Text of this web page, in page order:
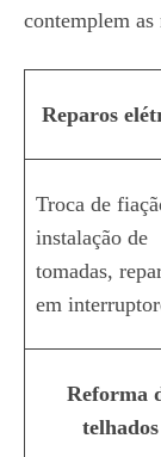
contemplem as
Reparos
Troca de
instalação de
tomadas,
em
Reforma
telhados